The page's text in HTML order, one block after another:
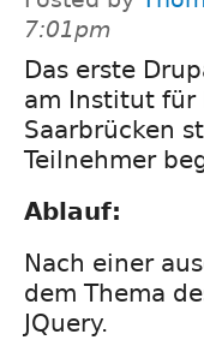
7:01pm
Das erste
am Institut für
Saarbrücken
Teilnehmer
Ablauf:
Nach einer
dem Thema
JQuery.